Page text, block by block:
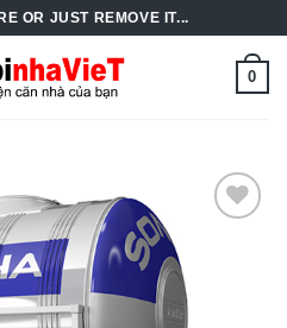
OR JUST REMOVE IT...
0